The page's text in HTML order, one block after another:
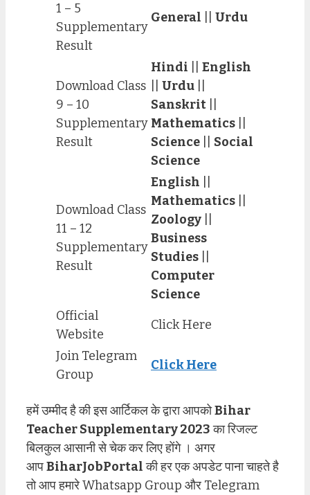
1 – 5
Supplementary
Result
General Urdu
Download Class
9 – 10
Supplementary
Result
Hindi
English
Urdu
Sanskrit
Mathematics
Science
Social
Science
Download Class
11 – 12
Supplementary
Result
English
Mathematics
Zoology
Business
Studies
Computer
Science
Official
Website
Click Here
Join Telegram
Group
Click Here
हमें उम्मीद है की इस आर्टिकल के द्वारा आपकोBihar
Teacher Supplementary 2023का रिजल्ट
बिलकुल आसानी से चेक कर लिए होंगे । अगर
आपBiharJobPortalकी हर एक अपडेट पाना चाहते है
तो आप हमारे Whatsapp Group और Telegram